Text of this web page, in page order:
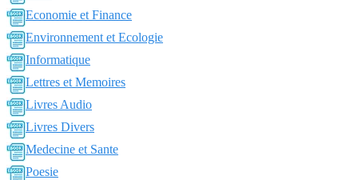
Economie et Finance
Environnement et Ecologie
Informatique
Lettres et Memoires
Livres Audio
Livres Divers
Medecine et Sante
Poesie